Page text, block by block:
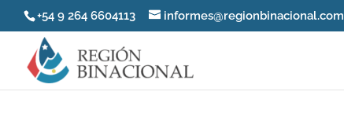
+54 9 264 6604113 informes@regionbinacional.com